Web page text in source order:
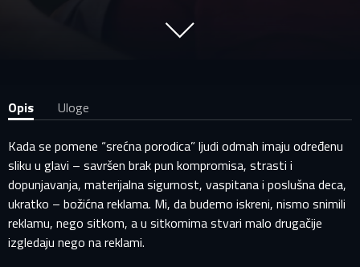
Opis
Uloge
Kada se pomene “srećna porodica” ljudi odmah imaju određenu
sliku u glavi – savršen brak pun kompromisa, strasti i
dopunjavanja, materijalna sigurnost, vaspitana i poslušna deca,
ukratko – božićna reklama. Mi, da budemo iskreni, nismo snimili
reklamu, nego sitkom, a u sitkomima stvari malo drugačije
izgledaju nego na reklami.